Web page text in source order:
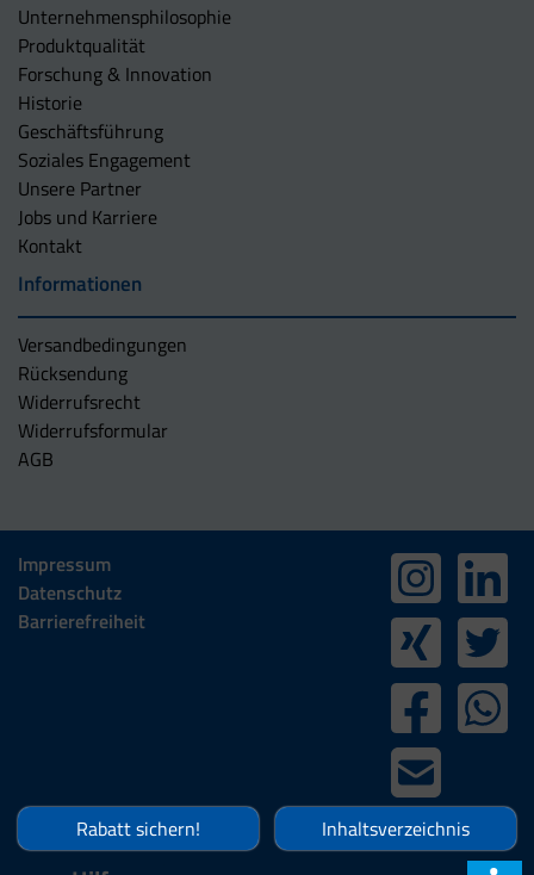
Unternehmens­philosophie
Produktqualität
Forschung & Innovation
Historie
Geschäftsführung
Soziales Engagement
Unsere Partner
Jobs und Karriere
Kontakt
Informationen
Versandbedingungen
Rücksendung
Widerrufsrecht
Widerrufsformular
AGB
Impressum
Datenschutz
Barrierefreiheit
Rabatt sichern! Inhaltsverzeichnis